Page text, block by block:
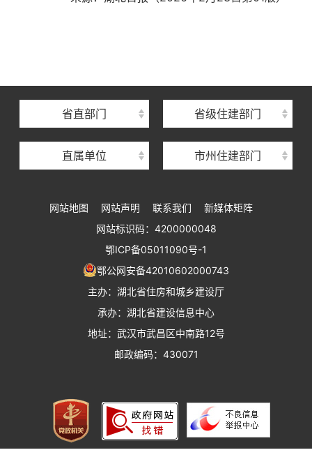
省直部门 省级住建部门
直属单位
湖北省住房保障中心
湖北省建设工程质量安全监督总站
湖北省建设工程标准定额管理总站
湖北省住建厅执业资格注册中心
湖北省城乡建设发展中心
湖北城市建设职业技术学院
市州住建部门
网站地图 网站声明 联系我们
新媒体矩阵
网站标识码：4200000048
鄂ICP备05011090号-1
鄂公网安备42010602000743
主办：湖北省住房和城乡建设厅
承办：湖北省建设信息中心
地址：武汉市武昌区中南路12号
邮政编码：430071